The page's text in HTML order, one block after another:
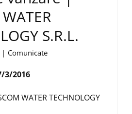
S.R.L.
| Comunicate
3/2016
WATER TECHNOLOGY